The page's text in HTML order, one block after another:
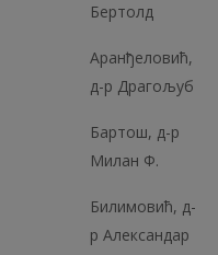
Бертолд
Аранђеловић,
д-р Драгољуб
Бартош, д-р
Милан Ф.
Билимовић, д-
р Александар